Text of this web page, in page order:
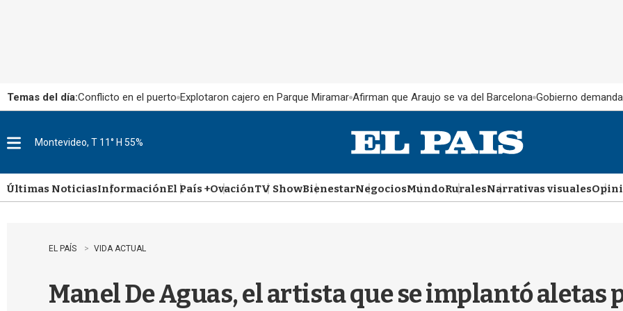
Temas del día:Conflicto en el puerto Explotaron cajero en Parque Miramar Afirman que Araujo se va del Barcelona Gobierno
u
Montevideo, T 11° H 55%
Últimas NoticiasInformaciónEl País +OvaciónTV ShowBienestarNegociosMundoRuralesNarrativas visuales
EL PAÍS VIDA ACTUAL
Manel De Aguas, el artista que se implantó aletas